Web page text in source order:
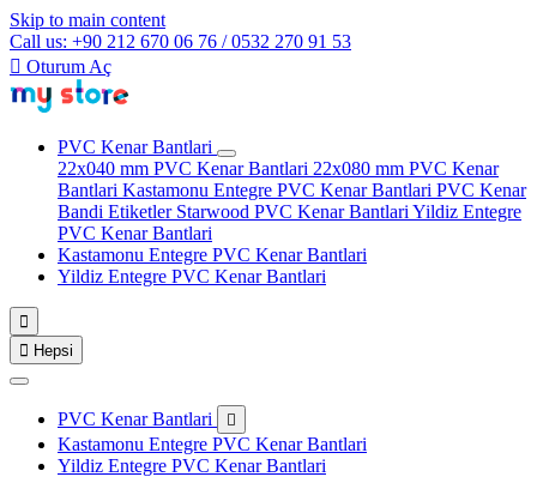
Skip to main content
Call us: +90 212 670 06 76 / 0532 270 91 53
 Oturum Aç
PVC Kenar Bantlari
22x040 mm PVC Kenar Bantlari 22x080 mm PVC Kenar
Bantlari Kastamonu Entegre PVC Kenar Bantlari PVC Kenar
Bandi Etiketler Starwood PVC Kenar Bantlari Yildiz Entegre
PVC Kenar Bantlari
Kastamonu Entegre PVC Kenar Bantlari
Yildiz Entegre PVC Kenar Bantlari

 Hepsi
PVC Kenar Bantlari 
Kastamonu Entegre PVC Kenar Bantlari
Yildiz Entegre PVC Kenar Bantlari